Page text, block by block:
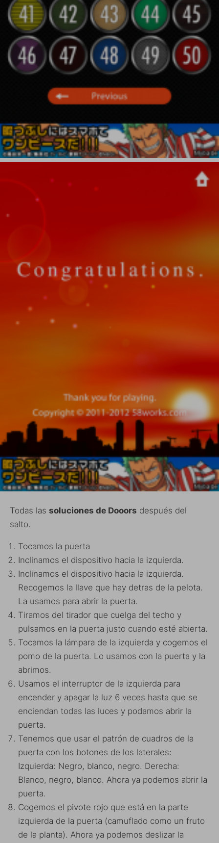
Todas las soluciones de Dooors después del
salto.
Tocamos la puerta
Inclinamos el dispositivo hacia la izquierda.
Inclinamos el dispositivo hacia la izquierda.
Recogemos la llave que hay detras de la pelota.
La usamos para abrir la puerta.
Tiramos del tirador que cuelga del techo y
pulsamos en la puerta justo cuando esté abierta.
Tocamos la lámpara de la izquierda y cogemos el
pomo de la puerta. Lo usamos con la puerta y la
abrimos.
Usamos el interruptor de la izquierda para
encender y apagar la luz 6 veces hasta que se
enciendan todas las luces y podamos abrir la
puerta.
Tenemos que usar el patrón de cuadros de la
puerta con los botones de los laterales:
Izquierda: Negro, blanco, negro. Derecha:
Blanco, negro, blanco. Ahora ya podemos abrir la
puerta.
Cogemos el pivote rojo que está en la parte
izquierda de la puerta (camuflado como un fruto
de la planta). Ahora ya podemos deslizar la